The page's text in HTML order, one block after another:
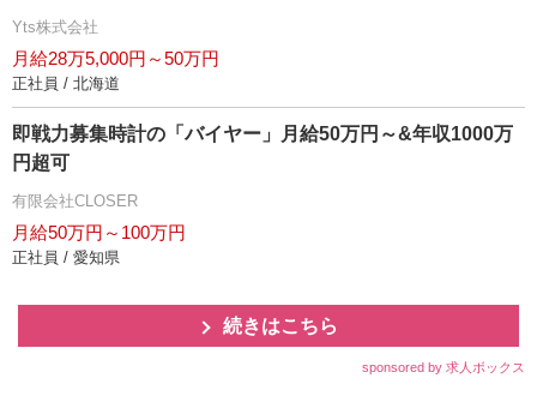
Yts株式会社
月給28万5,000円～50万円
正社員 / 北海道
即戦力募集時計の「バイヤー」月給50万円～&年収1000万
円超可
有限会社CLOSER
月給50万円～100万円
正社員 / 愛知県
続きはこちら
sponsored by 求人ボックス